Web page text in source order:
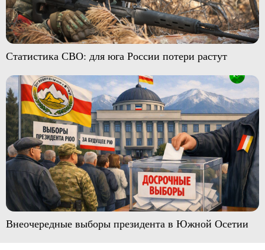
Статистика СВО: для юга России потери растут
Внеочередные выборы президента в Южной Осетии